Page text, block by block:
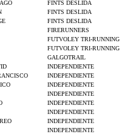
FINTS DESLIDA
FINTS DESLIDA
FINTS DESLIDA
FIRERUNNERS
FUTVOLEY TRI-RUNNING
FUTVOLEY TRI-RUNNING
GALGOTRAIL
INDEPENDIENTE
INDEPENDIENTE
INDEPENDIENTE
INDEPENDIENTE
INDEPENDIENTE
INDEPENDIENTE
INDEPENDIENTE
INDEPENDIENTE